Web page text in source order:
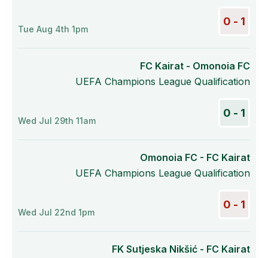
Tue Aug 4th 1pm
FC Kairat - Omonoia FC
UEFA Champions League Qualification
Wed Jul 29th 11am
Omonoia FC - FC Kairat
UEFA Champions League Qualification
Wed Jul 22nd 1pm
FK Sutjeska Nikšić - FC Kairat